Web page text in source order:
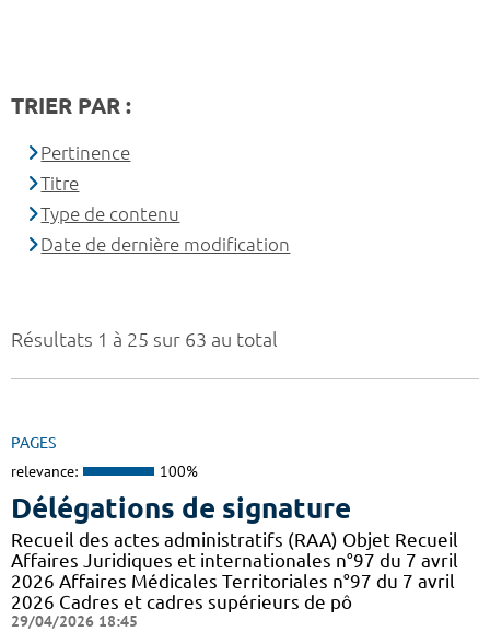
Résultats 1 à 25 sur 63 au total
PAGES
relevance: 100%
Délégations de signature
Recueil des actes administratifs (RAA) Objet Recueil
Affaires Juridiques et internationales n°97 du 7 avril
2026 Affaires Médicales Territoriales n°97 du 7 avril
2026 Cadres et cadres supérieurs de pô
29/04/2026 18:45
TRIER PAR :
Pertinence
Titre
Type de contenu
Date de dernière modification